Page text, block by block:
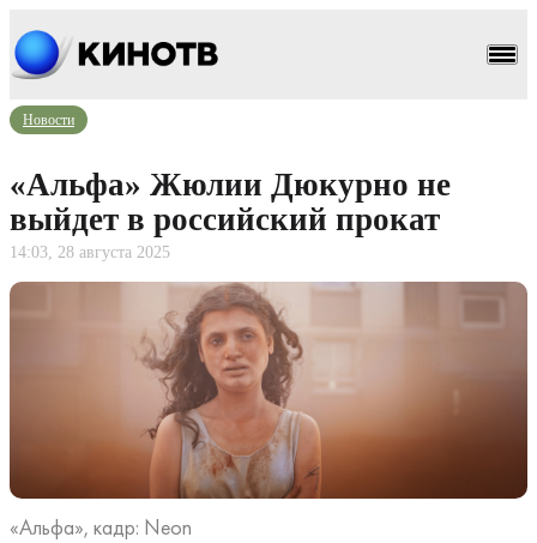
Новости
«Альфа» Жюлии Дюкурно не
выйдет в российский прокат
14:03, 28 августа 2025
«Альфа», кадр: Neon